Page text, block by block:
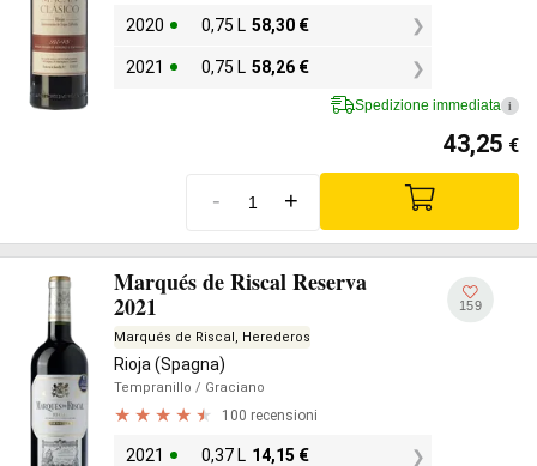
2020 0,75 L 58,30 €
2021 0,75 L 58,26 €
Spedizione immediata i
43,25 €
- +
Marqués de Riscal Reserva
2021
Marqués de Riscal, Herederos
Rioja (Spagna)
Tempranillo / Graciano
100 recensioni
2021 0,37 L 14,15 €
159